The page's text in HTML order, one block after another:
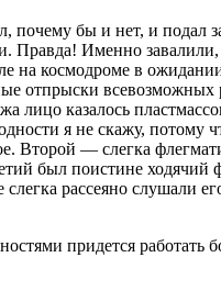
почему бы и нет, и подал
Правда! Именно
на космодроме в
отпрыски
лицо казалось
я не скажу, потому
Второй — слегка
был поистине ходячий
рассеяно слушали
придется работать